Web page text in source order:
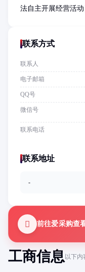
工商信息以下内
法自主开展经营活动
联系方式
联系人
电子邮箱
QQ号
微信号
联系电话
联系地址
-
前往爱采购查